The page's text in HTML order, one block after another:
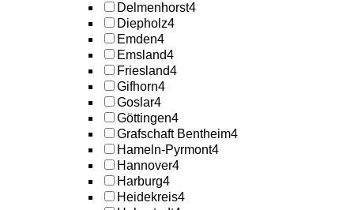
Delmenhorst4
Diepholz4
Emden4
Emsland4
Friesland4
Gifhorn4
Goslar4
Göttingen4
Grafschaft Bentheim4
Hameln-Pyrmont4
Hannover4
Harburg4
Heidekreis4